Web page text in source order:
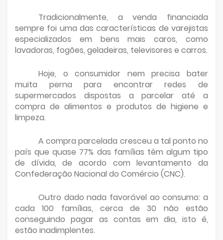
Tradicionalmente, a venda financiada
sempre foi uma das características de varejistas
especializados em bens mais caros, como
lavadoras, fogões, geladeiras, televisores e carros.
Hoje, o consumidor nem precisa bater
muita perna para encontrar redes de
supermercados dispostas a parcelar até a
compra de alimentos e produtos de higiene e
limpeza.
A compra parcelada cresceu a tal ponto no
país que quase 77% das famílias têm algum tipo
de dívida, de acordo com levantamento da
Confederação Nacional do Comércio (CNC).
Outro dado nada favorável ao consumo: a
cada 100 famílias, cerca de 30 não estão
conseguindo pagar as contas em dia, isto é,
estão inadimplentes.